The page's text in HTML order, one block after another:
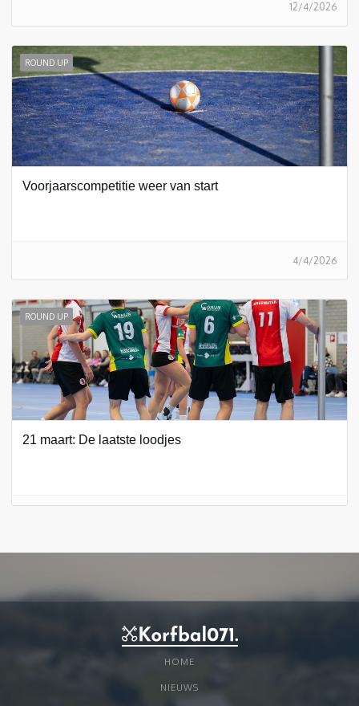
12/4/2026
ROUND UP
Voorjaarscompetitie weer van start
4/4/2026
ROUND UP
21 maart: De laatste loodjes
HOME
NIEUWS